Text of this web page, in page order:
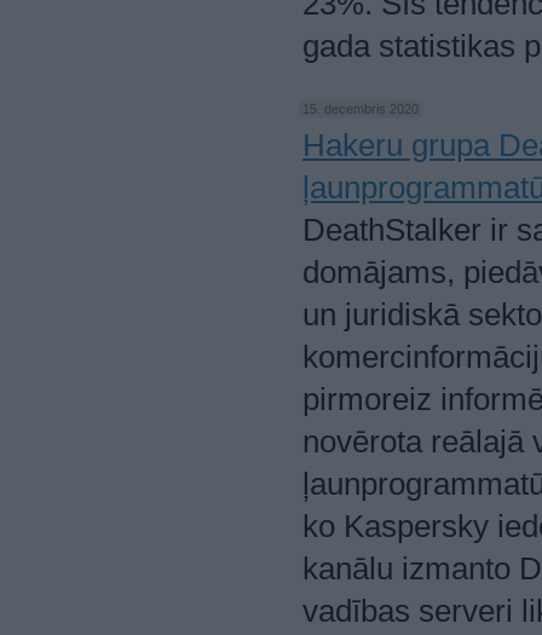
gada statistikas
15. decembris 2020
Hakeru grupa
DeathStalker ir
domājams,
un juridiskā
pirmoreiz
novērota reālajā
ko Kaspersky
kanālu izmanto
vadības serveri